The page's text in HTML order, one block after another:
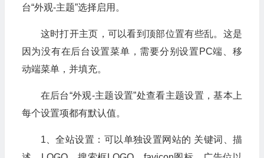
台“外观-主题”选择启用。
这时打开主页，可以看到顶部位置有些乱。这是
因为没有在后台设置菜单，需要分别设置PC端、移
动端菜单，并填充。
在后台“外观-主题设置”处查看主题设置，基本上
每个设置项都有默认值。
1、全站设置：可以单独设置网站的 关键词、描